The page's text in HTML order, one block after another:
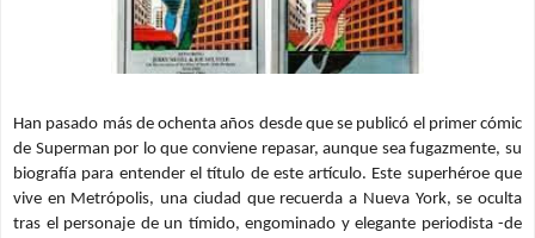
Han pasado más de ochenta años desde que se publicó el primer cómic
de Superman por lo que conviene repasar, aunque sea fugazmente, su
biografía para entender el título de este artículo. Este superhéroe que
vive en Metrópolis, una ciudad que recuerda a Nueva York, se oculta
tras el personaje de un tímido, engominado y elegante periodista -de